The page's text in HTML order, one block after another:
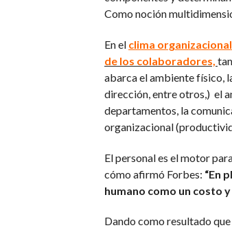
Como noción
En el clima organizacional
de los colaboradores,
abarca el ambiente físico,
dirección, entre otros,) el
departamentos, la
organizacional
El personal es el motor
cómo afirmó Forbes: “En
humano como un costo
Dando como resultado